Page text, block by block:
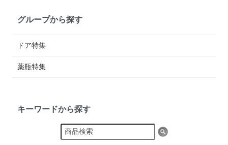
グループから探す
ドア特集
薬瓶特集
キーワードから探す